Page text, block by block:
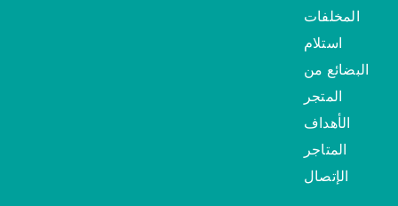
المخلفات
استلام
البضائع من
المتجر
الأهداف
المتاجر
الإتصال